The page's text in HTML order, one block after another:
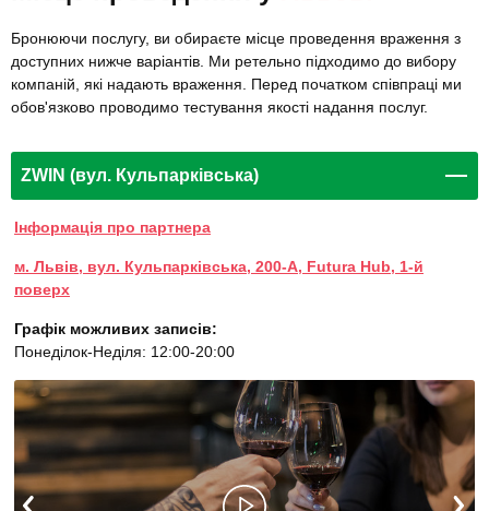
Бронюючи послугу, ви обираєте місце проведення враження з
доступних нижче варіантів. Ми ретельно підходимо до вибору
компаній, які надають враження. Перед початком співпраці ми
обов'язково проводимо тестування якості надання послуг.
ZWIN (вул. Кульпарківська)
Інформація про партнера
м. Львів, вул. Кульпарківська, 200-А, Futura Hub, 1-й
поверх
Графік можливих записів:
Понеділок-Неділя: 12:00-20:00